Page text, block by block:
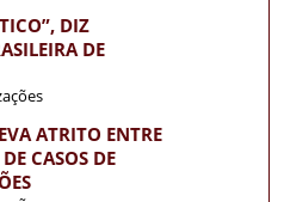
DIZ
DE
ATRITO ENTRE
CASOS DE